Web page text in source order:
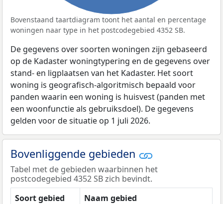
Bovenstaand taartdiagram toont het aantal en percentage
woningen naar type in het postcodegebied 4352 SB.
De gegevens over soorten woningen zijn gebaseerd
op de Kadaster woningtypering en de gegevens over
stand- en ligplaatsen van het Kadaster. Het soort
woning is geografisch-algoritmisch bepaald voor
panden waarin een woning is huisvest (panden met
een woonfunctie als gebruiksdoel). De gegevens
gelden voor de situatie op 1 juli 2026.
Bovenliggende gebieden
Tabel met de gebieden waarbinnen het
postcodegebied 4352 SB zich bevindt.
Soort gebied
Naam gebied